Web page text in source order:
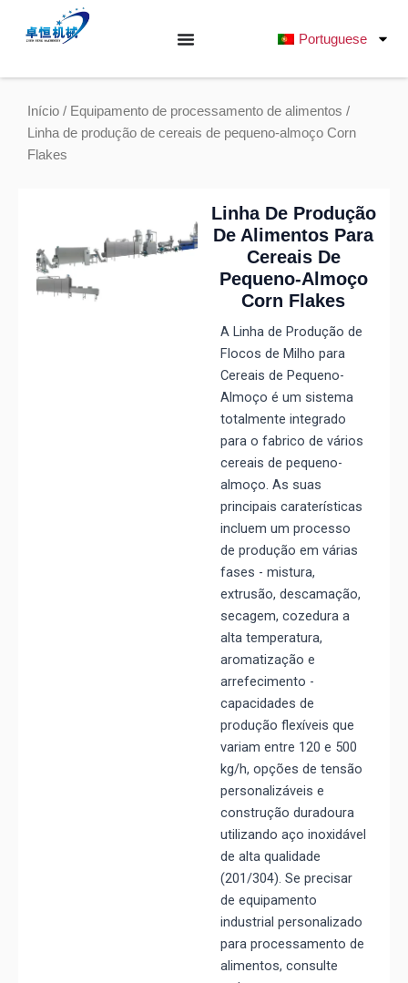
conteúdo
Portuguese
Início / Equipamento de processamento de alimentos /
Linha de produção de cereais de pequeno-almoço Corn
Flakes
Linha De Produção
De Alimentos Para
Cereais De
Pequeno-Almoço
Corn Flakes
A Linha de Produção de
Flocos de Milho para
Cereais de Pequeno-
Almoço é um sistema
totalmente integrado
para o fabrico de vários
cereais de pequeno-
almoço. As suas
principais caraterísticas
incluem um processo
de produção em várias
fases - mistura,
extrusão, descamação,
secagem, cozedura a
alta temperatura,
aromatização e
arrefecimento -
capacidades de
produção flexíveis que
variam entre 120 e 500
kg/h, opções de tensão
personalizáveis e
construção duradoura
utilizando aço inoxidável
de alta qualidade
(201/304). Se precisar
de equipamento
industrial personalizado
para processamento de
alimentos, consulte